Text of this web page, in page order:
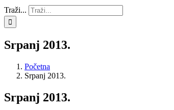
Traži...
Srpanj 2013.
Početna
Srpanj 2013.
Srpanj 2013.